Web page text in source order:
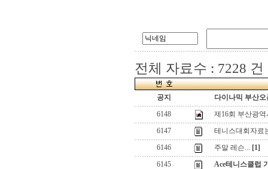
전체 자료수 : 7228 건
공지
다이나믹 부산
6148
제16회 부산광
6147
테니스대회자료
6146
주말 레슨... [1]
6145
Ace테니스클럽